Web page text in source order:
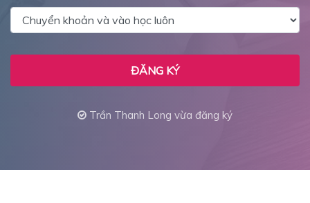
ĐĂNG KÝ
Trần Thanh Long vừa đăng ký